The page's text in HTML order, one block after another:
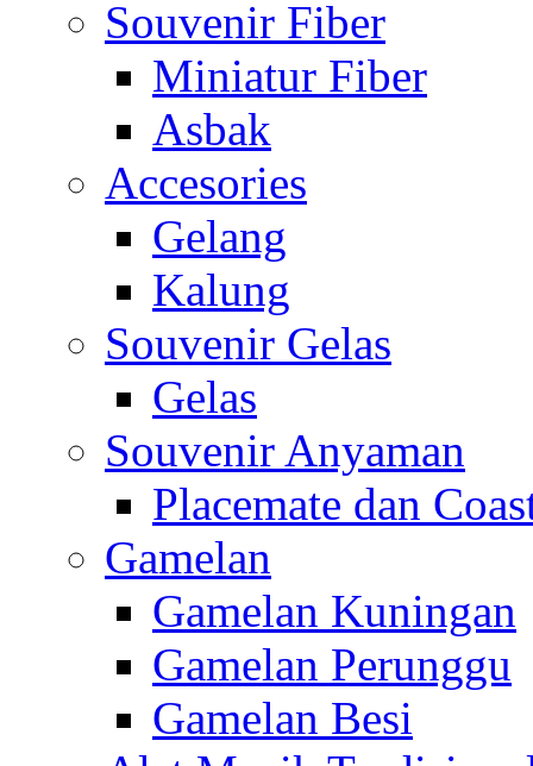
Souvenir Fiber
Miniatur Fiber
Asbak
Accesories
Gelang
Kalung
Souvenir Gelas
Gelas
Souvenir Anyaman
Placemate dan
Gamelan
Gamelan Kuningan
Gamelan Perunggu
Gamelan Besi